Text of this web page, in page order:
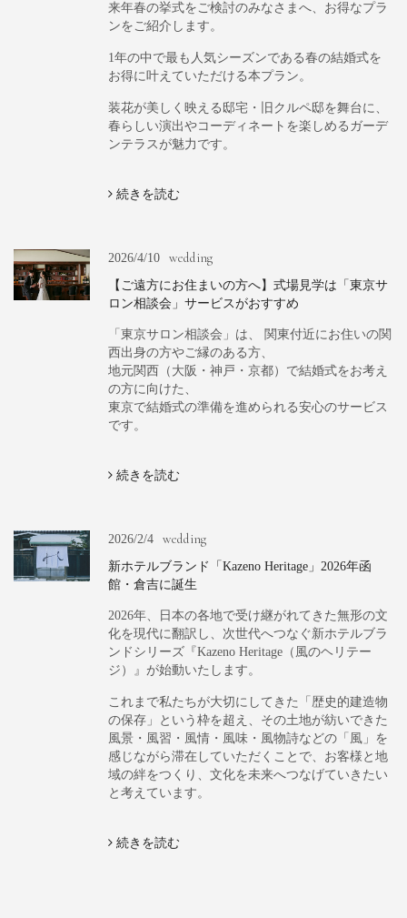
来年春の挙式をご検討のみなさまへ、お得なプラ
ンをご紹介します。
1年の中で最も人気シーズンである春の結婚式を
お得に叶えていただける本プラン。
装花が美しく映える邸宅・旧クルペ邸を舞台に、
春らしい演出やコーディネートを楽しめるガーデ
ンテラスが魅力です。
続きを読む
2026/4/10 wedding
【ご遠方にお住まいの方へ】式場見学は「東京サ
ロン相談会」サービスがおすすめ
「東京サロン相談会」は、 関東付近にお住いの関
西出身の方やご縁のある方、
地元関西（大阪・神戸・京都）で結婚式をお考え
の方に向けた、
東京で結婚式の準備を進められる安心のサービス
です。
続きを読む
2026/2/4 wedding
新ホテルブランド「Kazeno Heritage」2026年函
館・倉吉に誕生
2026年、日本の各地で受け継がれてきた無形の文
化を現代に翻訳し、次世代へつなぐ新ホテルブラ
ンドシリーズ『Kazeno Heritage（風のヘリテー
ジ）』が始動いたします。
これまで私たちが大切にしてきた「歴史的建造物
の保存」という枠を超え、その土地が紡いできた
風景・風習・風情・風味・風物詩などの「風」を
感じながら滞在していただくことで、お客様と地
域の絆をつくり、文化を未来へつなげていきたい
と考えています。
続きを読む